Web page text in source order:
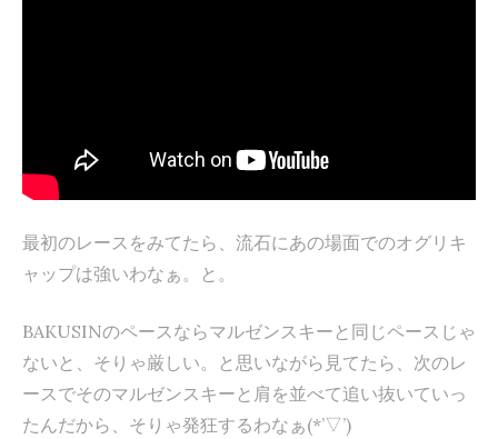
最初のレースをみてたら、流石にあの場面でのオグリキ
ャップは強いわなぁ。と。
BAKUSINのペースならマルゼンスキーと同じペースじゃ
ないと、そりゃ厳しい。と思いながら見てたら、次のレ
ースでそのマルゼンスキーと肩を並べて追い抜いていっ
たんだから、そりゃ発狂するわなぁ(*’▽’)